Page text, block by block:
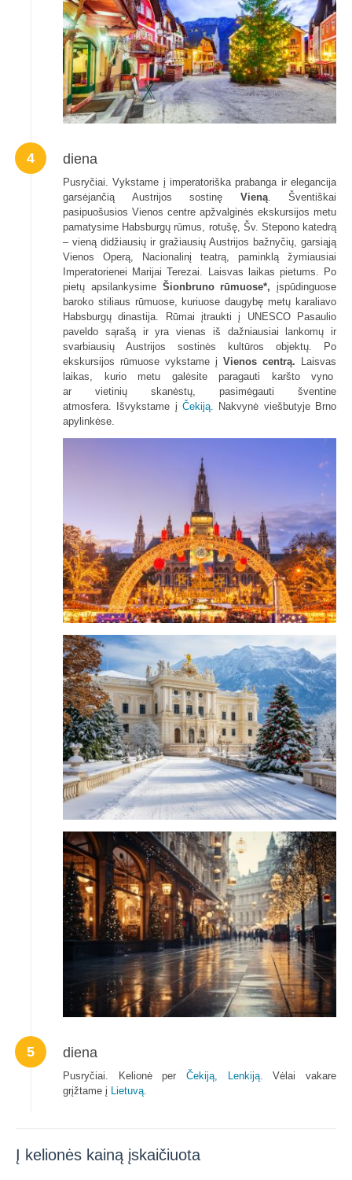
4 diena
Pusryčiai. Vykstame į imperatoriška prabanga ir elegancija
garsėjančią Austrijos sostinę Vieną. Šventiškai
pasipuošusios Vienos centre apžvalginės ekskursijos metu
pamatysime Habsburgų rūmus, rotušę, Šv. Stepono katedrą
– vieną didžiausių ir gražiausių Austrijos bažnyčių, garsiąją
Vienos Operą, Nacionalinį teatrą, paminklą žymiausiai
Imperatorienei Marijai Terezai. Laisvas laikas pietums. Po
pietų apsilankysime Šionbruno rūmuose*, įspūdinguose
baroko stiliaus rūmuose, kuriuose daugybę metų karaliavo
Habsburgų dinastija. Rūmai įtraukti į UNESCO Pasaulio
paveldo sąrašą ir yra vienas iš dažniausiai lankomų ir
svarbiausių Austrijos sostinės kultūros objektų. Po
ekskursijos rūmuose vykstame į Vienos centrą. Laisvas
laikas, kurio metu galėsite paragauti karšto vyno
ar vietinių skanėstų, pasimėgauti šventine
atmosfera. Išvykstame į Čekiją. Nakvynė viešbutyje Brno
apylinkėse.
5 diena
Pusryčiai. Kelionė per Čekiją, Lenkiją.
Vėlai vakare
grįžtame į Lietuvą.
Į kelionės kainą įskaičiuota